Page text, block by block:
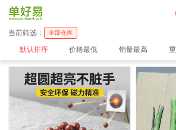
当前筛选： 全部仓库
默认排序 价格最低 销量最高
圆通深圳【100%派送】仓